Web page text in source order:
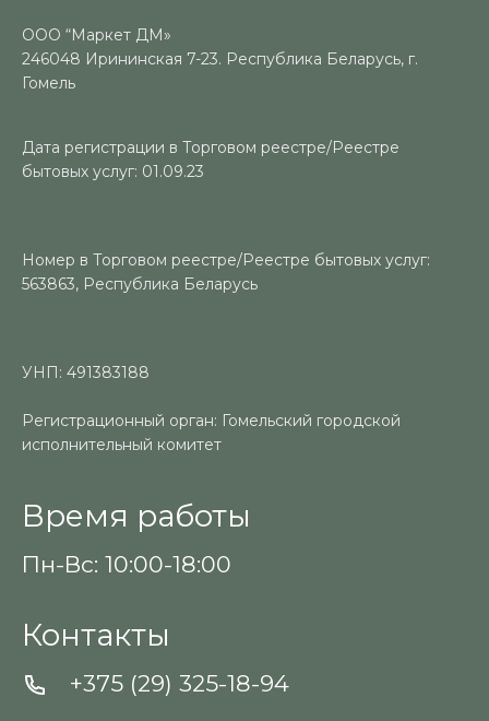
ООО “Маркет ДМ»
246048 Ирининская 7-23. Республика Беларусь, г.
Гомель
Дата регистрации в Торговом реестре/Реестре
бытовых услуг: 01.09.23
Номер в Торговом реестре/Реестре бытовых услуг:
563863, Республика Беларусь
УНП: 491383188
Регистрационный орган: Гомельский городской
исполнительный комитет
Время работы
Пн-Вс: 10:00-18:00
Контакты
+375 (29) 325-18-94